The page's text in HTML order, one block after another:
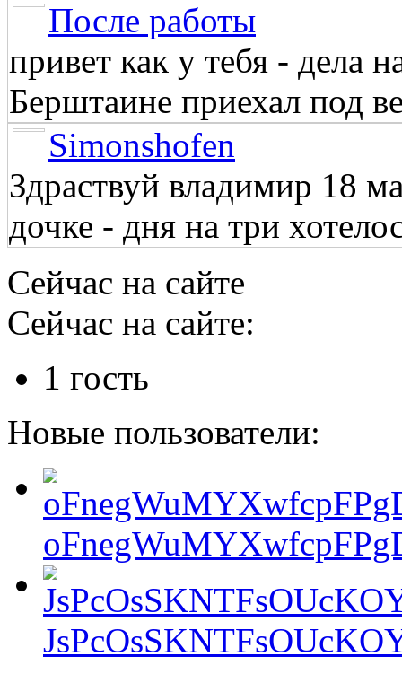
После работы
привет как у тебя - дела
Берштаине приехал под
Simonshofen
Здраствуй владимир 18
дочке - дня на три
Сейчас на сайте
Сейчас на сайте:
1 гость
Новые пользователи: